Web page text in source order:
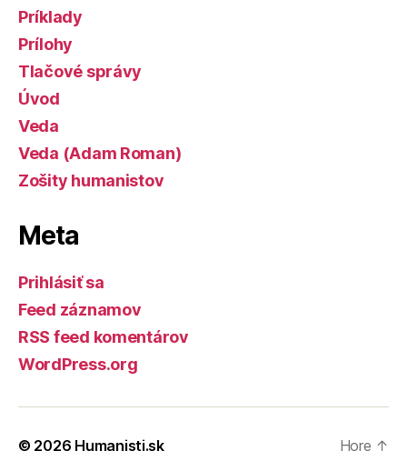
Príklady
Prílohy
Tlačové správy
Úvod
Veda
Veda (Adam Roman)
Zošity humanistov
Meta
Prihlásiť sa
Feed záznamov
RSS feed komentárov
WordPress.org
© 2026 Humanisti.sk Hore ↑